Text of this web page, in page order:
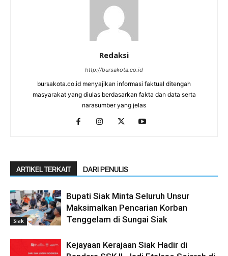
Redaksi
http://bursakota.co.id
bursakota.co.id menyajikan informasi faktual ditengah
masyarakat yang diulas berdasarkan fakta dan data serta
narasumber yang jelas
ARTIKEL TERKAIT DARI PENULIS
Siak
Bupati Siak Minta Seluruh Unsur
Maksimalkan Pencarian Korban
Tenggelam di Sungai Siak
Kejayaan Kerajaan Siak Hadir di